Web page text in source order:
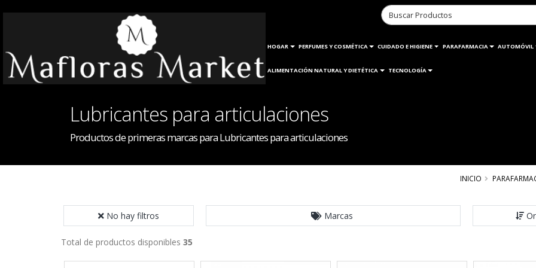
HOGAR PERFUMES Y COSMÉTICA CUIDADO E HIGIENE PARAFARMACIA AUTOMÓVIL
ALIMENTACIÓN NATURAL Y DIETÉTICA TECNOLOGÍA
Lubricantes para articulaciones
Productos de primeras marcas para Lubricantes para articulaciones
INICIO
No hay filtros Marcas
Total de productos disponibles 35